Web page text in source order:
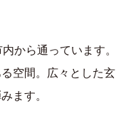
から通っています。
空間。広々とした玄
ます。